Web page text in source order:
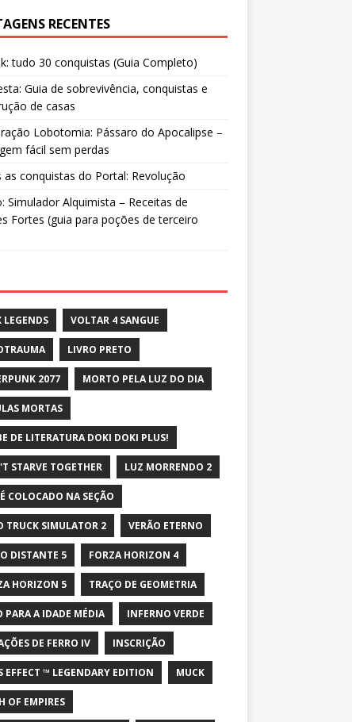
RECENTES
tudo 30 conquistas (Guia Completo)
Guia de sobrevivência, conquistas e
de casas
Lobotomia: Pássaro do Apocalipse –
fácil sem perdas
as conquistas do Portal: Revolução
Simulador Alquimista – Receitas de
Fortes (guia para poções de terceiro
LEGENDS VOLTAR 4 SANGUE
LIVRO PRETO
2077 MORTO PELA LUZ DO DIA
MORTAS
DE LITERATURA DOKI DOKI PLUS!
STARVE TOGETHER LUZ MORRENDO 2
COLOCADO NA SEÇÃO
TRUCK SIMULATOR 2 VERÃO ETERNO
DISTANTE 5 FORZA HORIZON 4
HORIZON 5 TRAÇO DE GEOMETRIA
PARA A IDADE MÉDIA INFERNO VERDE
DE FERRO IV INSCRIÇÃO
EFFECT ™ LEGENDARY EDITION MUCK
OF EMPIRES